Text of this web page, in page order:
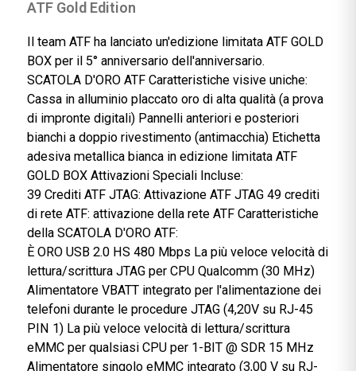
ATF Gold Edition
Il team ATF ha lanciato un'edizione limitata ATF
BOX per il 5° anniversario dell'anniversario.
SCATOLA D'ORO ATF Caratteristiche visive uniche:
Cassa in alluminio placcato oro di alta qualità (a
di impronte digitali) Pannelli anteriori e posteriori
bianchi a doppio rivestimento (antimacchia) Etichetta
adesiva metallica bianca in edizione limitata ATF
GOLD BOX Attivazioni Speciali Incluse:
39 Crediti ATF JTAG: Attivazione ATF JTAG 49 crediti
di rete ATF: attivazione della rete ATF Caratteristiche